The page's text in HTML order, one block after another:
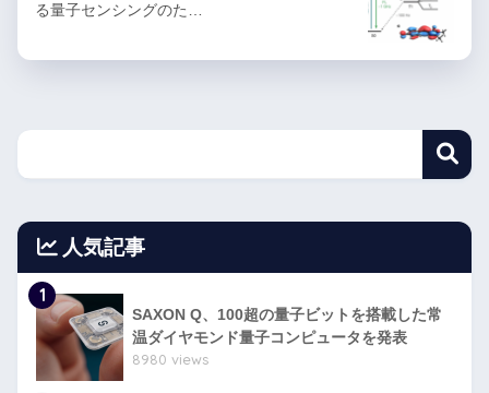
る量子センシングのた…
人気記事
1
SAXON Q、100超の量子ビットを搭載した常
温ダイヤモンド量子コンピュータを発表
8980 views